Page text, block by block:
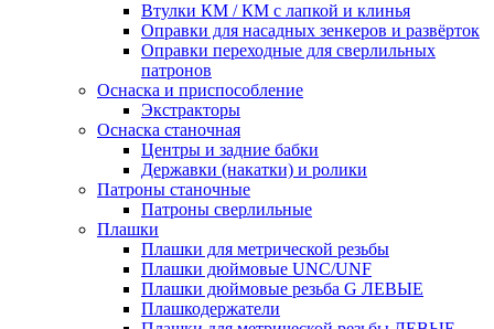
Втулки КМ / КМ с лапкой и клинья
Оправки для насадных зенкеров и развёрток
Оправки переходные для сверлильных
патронов
Оснаска и приспособление
Экстракторы
Оснаска станочная
Центры и задние бабки
Державки (накатки) и ролики
Патроны станочные
Патроны сверлильные
Плашки
Плашки для метрической резьбы
Плашки дюймовые UNC/UNF
Плашки дюймовые резьба G ЛЕВЫЕ
Плашкодержатели